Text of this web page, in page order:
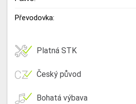
Převodovka:
Platná STK
Český původ
Bohatá výbava